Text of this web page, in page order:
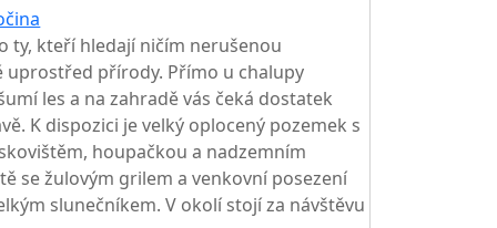
ty, kteří hledají ničím nerušenou
přírody. Přímo u chalupy
les a na zahradě vás čeká dostatek
K dispozici je velký oplocený pozemek s
houpačkou a nadzemním
se žulovým grilem a venkovní posezení
slunečníkem. V okolí stojí za návštěvu